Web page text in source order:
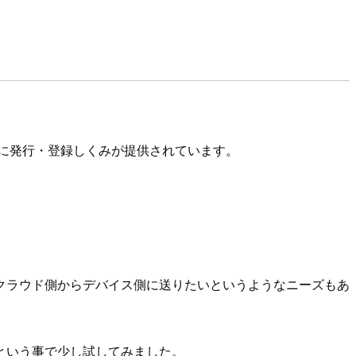
行・登録しくみが提供されています。
ウド側からデバイス側に送りたいというようなニーズもあ
う事で少し試してみました。